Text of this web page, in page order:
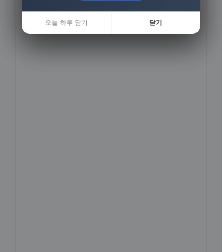
오늘 하루 닫기 닫기
오늘 하루 닫기 닫기